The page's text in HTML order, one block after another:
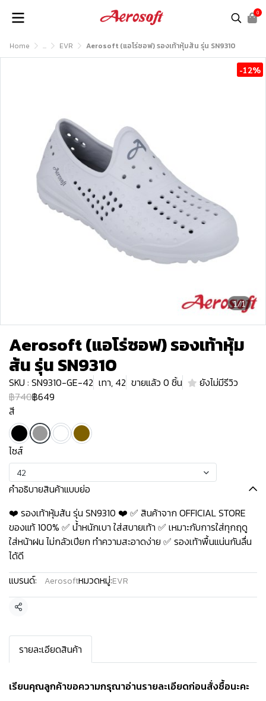
0
Home ... EVR Aerosoft (แอโร่ซอฟ) รองเท้าหุ้มส้น รุ่น SN9310
1/1
-12%
Aerosoft (แอโร่ซอฟ) รองเท้าหุ้ม
ส้น รุ่น SN9310
SKU : SN9310-GE-42 เทา, 42 ขายแล้ว 0 ชิ้น
ยังไม่มีรีวิว
฿740฿649
สี
ไซส์
42
คำอธิบายสินค้าแบบย่อ
❤️ รองเท้าหุ้มส้น รุ่น SN9310 ❤️ ✅ สินค้าจาก OFFICIAL STORE
ของแท้ 100% ✅ น้ำหนักเบา ใส่สบายเท้า ✅ เหมาะกับการใส่ทุกฤดู
ใส่หน้าฝน ไม่กลัวเปียก ทำความสะอาดง่าย ✅ รองเท้าพื้นแน่นกันลื่น
ได้ดี
แบรนด์:
Aerosoftหมวดหมู่:EVR
แชร์
รายละเอียดสินค้า
เรียนคุณลูกค้าขอความกรุณาอ่านรายละเอียดก่อนสั่งซื้อนะคะ️